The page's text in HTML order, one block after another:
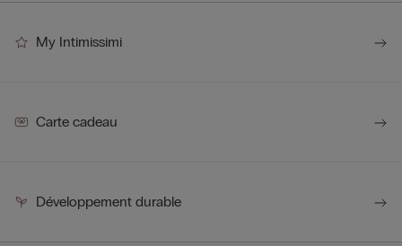
My Intimissimi
Carte cadeau
Développement durable